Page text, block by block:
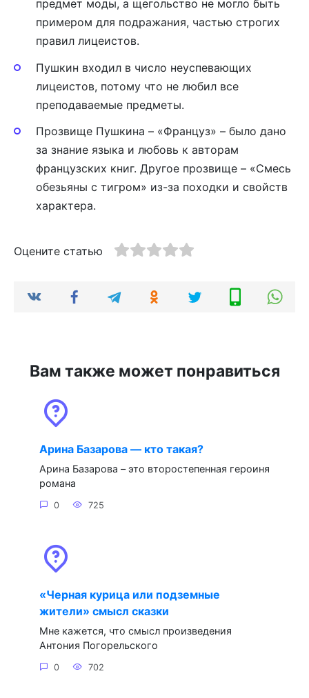
предмет моды, а щегольство не могло быть
примером для подражания, частью строгих
правил лицеистов.
Пушкин входил в число неуспевающих
лицеистов, потому что не любил все
преподаваемые предметы.
Прозвище Пушкина – «Француз» – было дано
за знание языка и любовь к авторам
французских книг. Другое прозвище – «Смесь
обезьяны с тигром» из-за походки и свойств
характера.
Оцените статью
Вам также может понравиться
Арина Базарова — кто такая?
Арина Базарова – это второстепенная героиня
романа
0 725
«Черная курица или подземные
жители» смысл сказки
Мне кажется, что смысл произведения
Антония Погорельского
0 702